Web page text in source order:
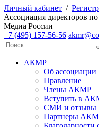
Личный кабинет /
Ассоциация директоров по
Медиа России
+7 (495) 157-56-56
АКМР
Об ассоциации
Правление
Члены АКМР
Вступить в
СМИ и отзывы
Партнеры
Благодарности